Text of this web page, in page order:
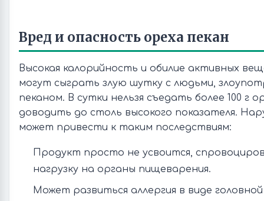
Вред и опасность ореха пекан
Высокая калорийность и обилие активных
могут сыграть злую шутку с людьми,
пеканом. В сутки нельзя съедать более 100 г
доводить до столь высокого показателя.
может привести к таким последствиям:
Продукт просто не усвоится,
нагрузку на органы пищеварения.
Может развиться аллергия в виде